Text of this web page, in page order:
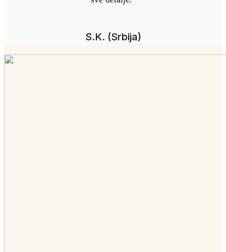
S.K. (Srbija)